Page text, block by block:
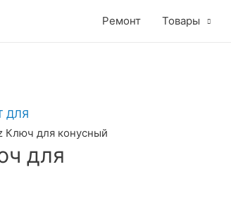
Ремонт Товары
ДЛЯ
Ключ для конусный
для